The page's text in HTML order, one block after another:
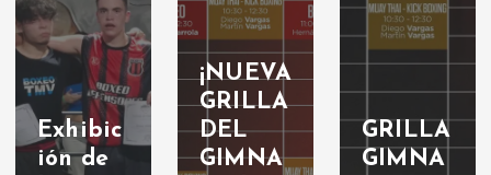
Exhibic
ión de
¡NUEVA
GRILLA
DEL
GIMNA
GRILLA
GIMNA